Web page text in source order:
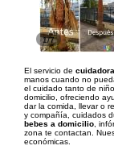
1/7
El servicio de
manos cuando no
el cuidado tanto de
domicilio, ofreciendo
dar la comida, llevar o
y compañía, cuidados
bebes a domicilio ,
zona te contactan.
económicas.